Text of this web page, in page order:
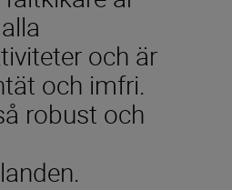
och är
och imfri.
robust och